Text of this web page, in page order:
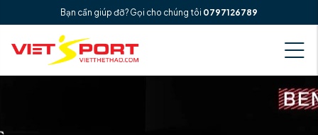
Bạn cần giúp đỡ? Gọi cho chúng tôi 0797126789